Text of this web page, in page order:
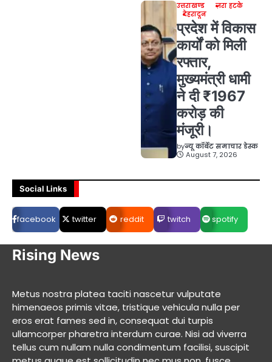
उत्तराखण्ड
ज़रा हटके
देहरादून
प्रदेश में विकास
कार्यों को मिली
रफ्तार,
मुख्यमंत्री धामी
ने दी ₹1967
करोड़ की
मंजूरी।
byन्यू कॉर्बेट समाचार डेस्क
August 7, 2026
Social Links
facebook twitter reddit twitch spotify
Rising News
Metus nostra platea taciti nascetur vulputate
himenaeos primis vitae, tristique vehicula nulla per
eros erat fames sed in, consequat dui turpis
ullamcorper pharetra interdum curae. Nisi ad viverra
tellus cum nullam nulla condimentum facilisi, suscipit